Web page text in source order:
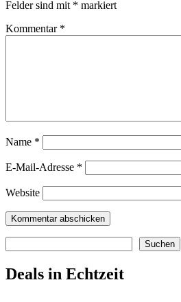
Felder sind mit * markiert
Kommentar *
Name *
E-Mail-Adresse *
Website
Suchen
Deals in Echtzeit